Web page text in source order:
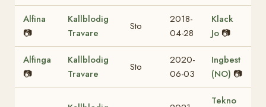
Alfina
📷
Kallblodig
Travare
Sto
2018-
04-28
Klack
Jo 📷
Alfinga
📷
Kallblodig
Travare
Sto
2020-
06-03
Ingbest
(NO) 📷
Tekno